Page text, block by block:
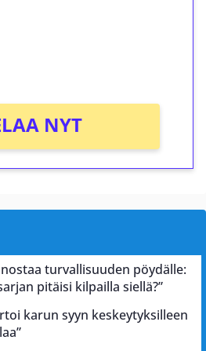
NYT
turvallisuuden pöydälle:
pitäisi kilpailla siellä?”
karun syyn keskeytyksilleen